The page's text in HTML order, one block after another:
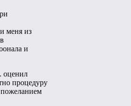
меня из
и
оценил
процедуру